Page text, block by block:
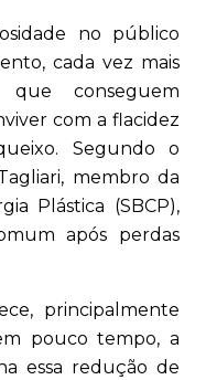
no público
cada vez mais
conseguem
com a flacidez
Segundo o
membro da
Plástica (SBCP),
após perdas
principalmente
pouco tempo, a
essa redução de